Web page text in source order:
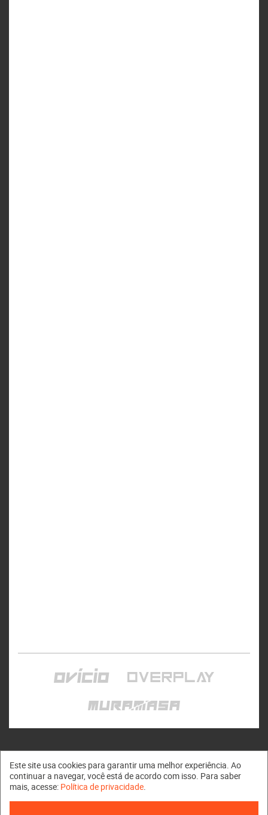
Muramasa © 2011 - 2026
Este site usa cookies para garantir uma melhor experiência. Ao
continuar a navegar, você está de acordo com isso. Para saber
mais, acesse: Política de privacidade.